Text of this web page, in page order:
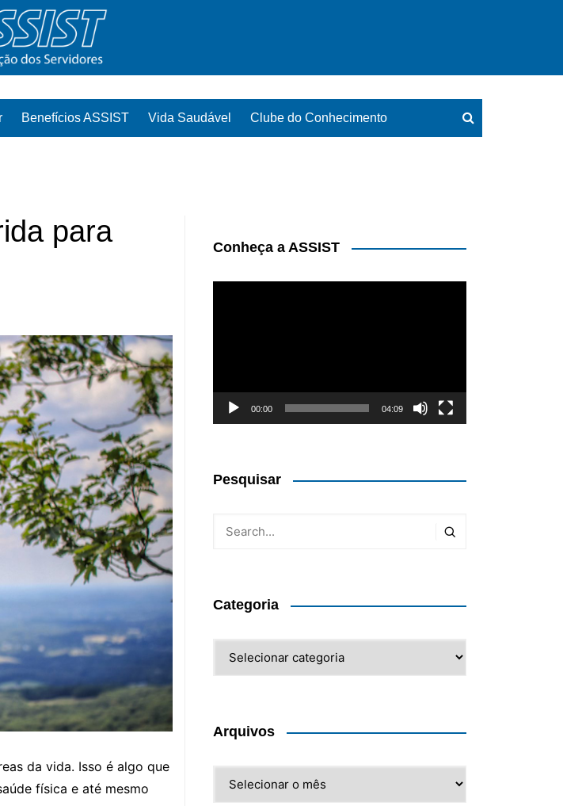
Benefícios ASSIST Vida Saudável Clube do Conhecimento
para
da vida. Isso é algo que
física e até mesmo
Conheça a ASSIST
00:00 04:09
Pesquisar
Categoria
Arquivos